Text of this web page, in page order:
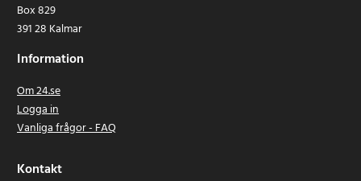
Box 829
391 28 Kalmar
Information
Om 24.se
Logga in
Vanliga frågor - FAQ
Kontakt